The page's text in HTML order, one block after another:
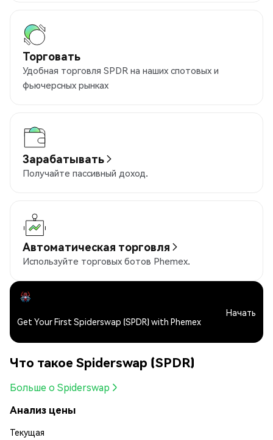
Торговать
Удобная торговля SPDR на наших спотовых и
фьючерсных рынках
Зарабатывать
Получайте пассивный доход.
Автоматическая торговля
Используйте торговых ботов Phemex.
Get Your First Spiderswap (SPDR) with Phemex
Начать
Что такое Spiderswap (SPDR)
Больше о Spiderswap
Анализ цены
Текущая